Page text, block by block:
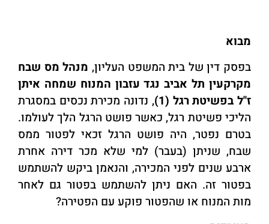
מבוא
בפסק דין של בית המשפט העליון, מנהל מס שבח
מקרקעין תל אביב נגד עזבון המנוח שמחה איתן
ז"ל בפשיטת רגל (1)
, נדונה מכירת נכסים במסגרת
הליכי פשיטת רגל, כאשר פושט הרגל הלך לעולמו.
בטרם נפטר, היה פושט הרגל זכאי לפטור ממס
שבח, שניתן (בעבר) למי שלא מכר דירה אחרת
ארבע שנים לפני המכירה, והנאמן ביקש להשתמש
בפטור זה. האם ניתן להשתמש בפטור גם לאחר
מות המנוח או שהפטור פוקע עם הפטירה?